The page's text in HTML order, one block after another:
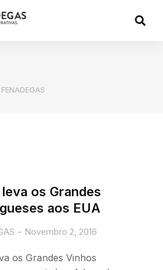
leva os Grandes
aos EUA
Novembro 2, 2016
os Grandes Vinhos